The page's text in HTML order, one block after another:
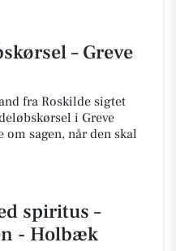
– Greve
fra Roskilde sigtet
i Greve
sagen, når den skal
spiritus –
- Holbæk